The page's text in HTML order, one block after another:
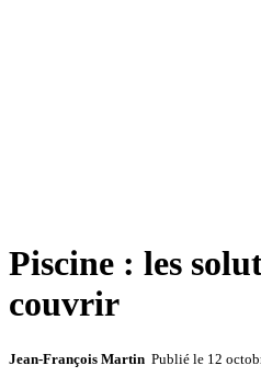
Piscine : les
couvrir
Jean-François Martin Publié le 12